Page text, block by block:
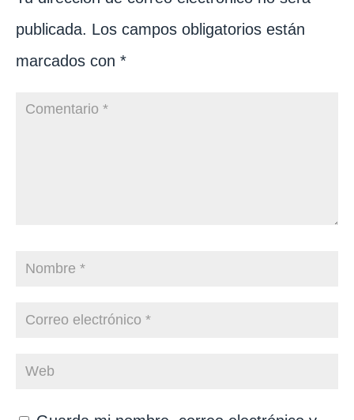
publicada. Los campos obligatorios están
marcados con *